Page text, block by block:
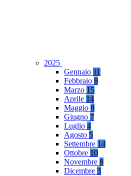
2025
Gennaio 11
Febbraio 8
Marzo 15
Aprile 14
Maggio 8
Giugno 7
Luglio 4
Agosto 5
Settembre 14
Ottobre 10
Novembre 8
Dicembre 3